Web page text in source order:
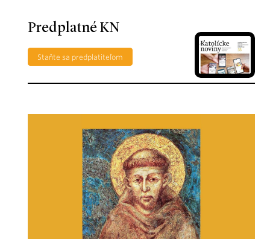
Predplatné KN
Staňte sa predplatiteľom